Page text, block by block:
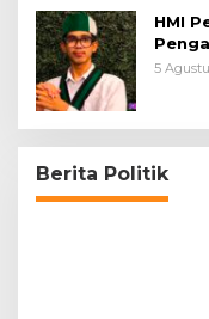
HMI
5
Berita Politik